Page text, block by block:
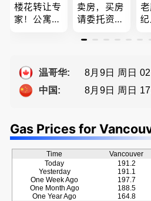
楼花转让专
家！公寓销
案！
卖房，买房
请委托资深
Summer Sh
评
经
佣
温哥华:
8月9日 周日
中国:
8月9日 周日
Gas Prices for
Time Vancouver
Today
Yesterday
One Week Ago
One Month Ago
One Year Ago
191.2
191.1
197.7
188.5
164.8